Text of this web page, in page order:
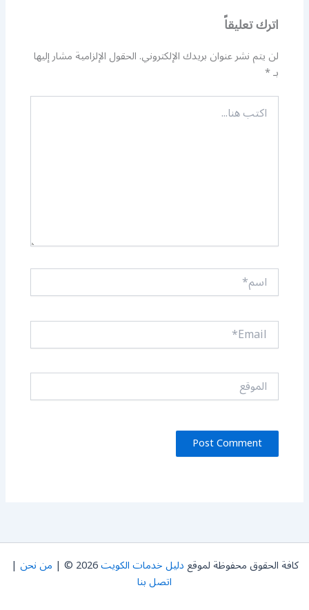
اترك تعليقاً
لن يتم نشر عنوان بريدك الإلكتروني.الحقول الإلزامية مشار إليها
بـ*
اكتب
هنا...
اسم*
Email*
الموقع
كافة الحقوق محفوظة لموقعدليل خدمات الكويت2026 © | من نحن |
اتصل بنا